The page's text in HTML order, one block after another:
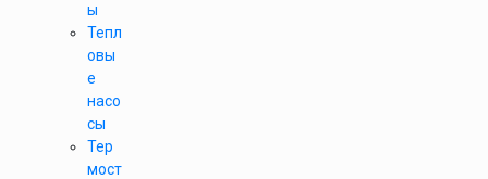
ы
Тепл
овы
е
насо
сы
Тер
мост